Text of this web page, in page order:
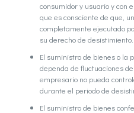
consumidor y usuario y con
que es consciente de que,
completamente ejecutado
su derecho de desistimiento.
El suministro de bienes o la
dependa de fluctuaciones
empresario no pueda
durante el periodo de
El suministro de bienes